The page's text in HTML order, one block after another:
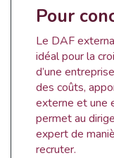
Pour
Le DAF
idéal pour la
d’une
des coûts,
externe et une
permet au
expert de
recruter.